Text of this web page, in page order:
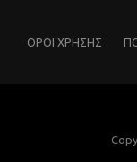
ΌΡΟΙ ΧΡΗΣΗΣ